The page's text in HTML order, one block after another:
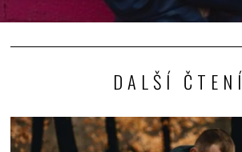
DALŠÍ ČTENÍ